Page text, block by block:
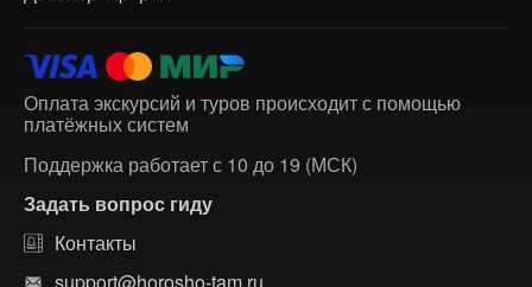
Оплата экскурсий и туров происходит с помощью
платёжных систем
Поддержка работает с 10 до 19 (МСК)
Задать вопрос гиду
Контакты